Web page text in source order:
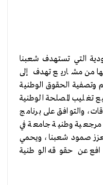
التي تستهدف شعبنا
من مشاريع تهدف إلى
وتصفية الحقوق الوطنية
تغليب المصلحة الوطنية
والتوافق على برنامج
وطنية جامعة في
صمود شعبنا، ويحمي
عن حقوقه الوطنية